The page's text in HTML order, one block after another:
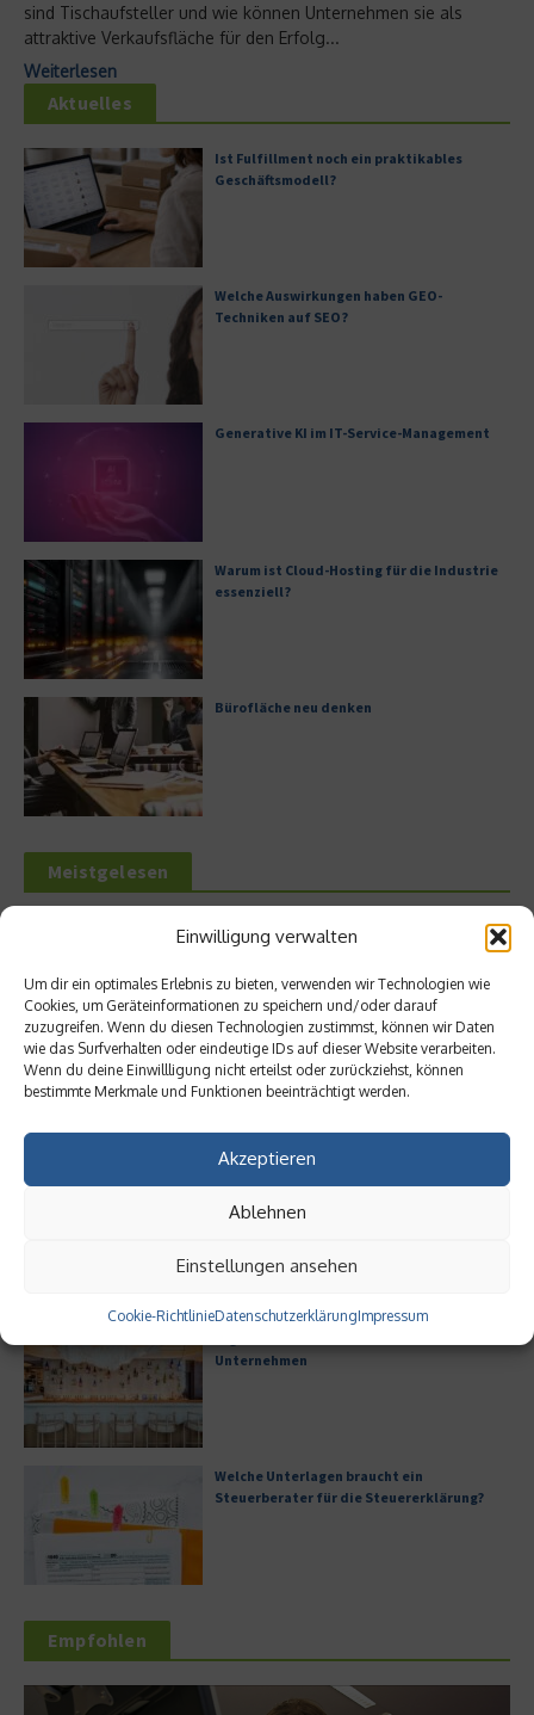
Einwilligung verwalten
Um dir ein optimales Erlebnis zu bieten, verwenden wir Technologien wie
Cookies, um Geräteinformationen zu speichern und/oder darauf
zuzugreifen. Wenn du diesen Technologien zustimmst, können wir Daten
wie das Surfverhalten oder eindeutige IDs auf dieser Website verarbeiten.
Wenn du deine Einwillligung nicht erteilst oder zurückziehst, können
bestimmte Merkmale und Funktionen beeinträchtigt werden.
Akzeptieren
Ablehnen
Einstellungen ansehen
Cookie-RichtlinieDatenschutzerklärungImpressum
sind Tischaufsteller und wie können Unternehmen sie als
attraktive Verkaufsfläche für den Erfolg...
Weiterlesen
Aktuelles
Ist Fulfillment noch ein praktikables
Geschäftsmodell?
Welche Auswirkungen haben GEO-
Techniken auf SEO?
Generative KI im IT-Service-Management
Warum ist Cloud-Hosting für die Industrie
essenziell?
Bürofläche neu denken
Meistgelesen
Hilton Worldwide: Eine Ikone der globalen
Hotellerie im Wandel der Zeit
Leitfaden zur Eröffnung eines
Geschäftskontos für kleine Unternehmen
Unternehmen
Welche Unterlagen braucht ein
Steuerberater für die Steuererklärung?
Empfohlen